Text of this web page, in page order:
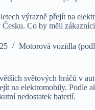
výrazně přejít na
Česku. Co by měli
Motorová vozidla
světových hráčů v
na elektromobily. Podle
nedostatek baterií.